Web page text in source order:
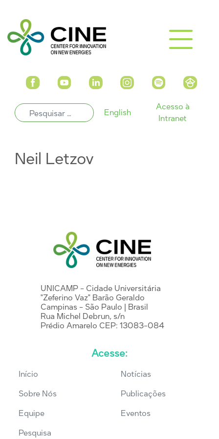
English
Acesso à
Intranet
Neil Letzov
UNICAMP - Cidade Universitária
"Zeferino Vaz" Barão Geraldo
Campinas - São Paulo | Brasil
Rua Michel Debrun, s/n
Prédio Amarelo CEP: 13083-084
Acesse:
Início
Sobre Nós
Equipe
Pesquisa
Notícias
Publicações
Eventos